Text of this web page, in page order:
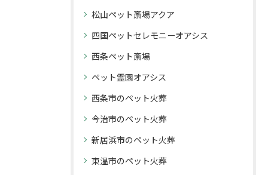
松山ペット斎場アクア
四国ペットセレモニーオアシス
西条ペット斎場
ペット霊園オアシス
西条市のペット火葬
今治市のペット火葬
新居浜市のペット火葬
東温市のペット火葬